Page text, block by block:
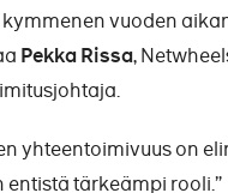
vuoden
Pekka Rissa,
yhteentoimivuus on
tärkeämpi rooli.”